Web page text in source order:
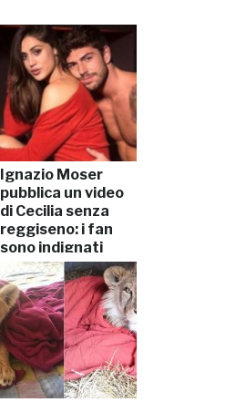
Ignazio Moser
pubblica un video
di Cecilia senza
reggiseno: i fan
sono indignati